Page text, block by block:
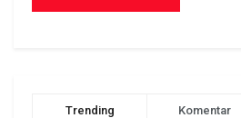
Trending Komentar